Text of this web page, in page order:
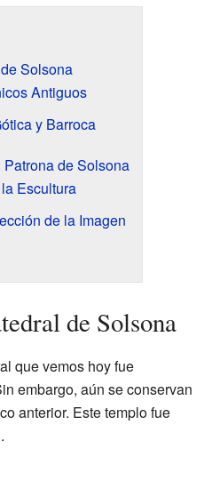
Solsona
Antiguos
y Barroca
de Solsona
Escultura
de la Imagen
de Solsona
que vemos hoy fue
embargo, aún se conservan
anterior. Este templo fue